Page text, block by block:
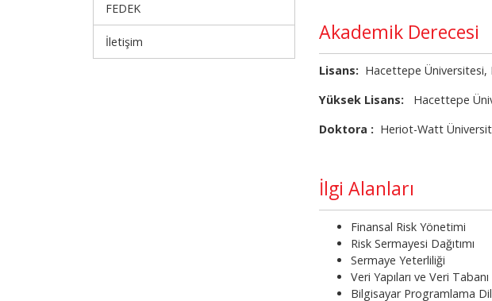
FEDEK
İletişim Akademik Derecesi
Lisans: Hacettepe
Yüksek Lisans:
Hacettepe
Doktora : Heriot-Watt
İlgi Alanları
Finansal Risk Yönetimi
Risk Sermayesi Dağıtımı
Sermaye Yeterliliği
Veri Yapıları ve Veri
Bilgisayar Programlama